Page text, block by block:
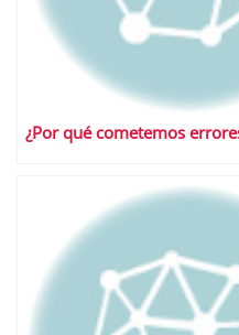
¿Por qué cometemos